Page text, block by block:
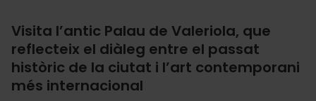
Visita l’antic Palau de Valeriola, que
reflecteix el diàleg entre el passat
històric de la ciutat i l’art contemporani
més internacional